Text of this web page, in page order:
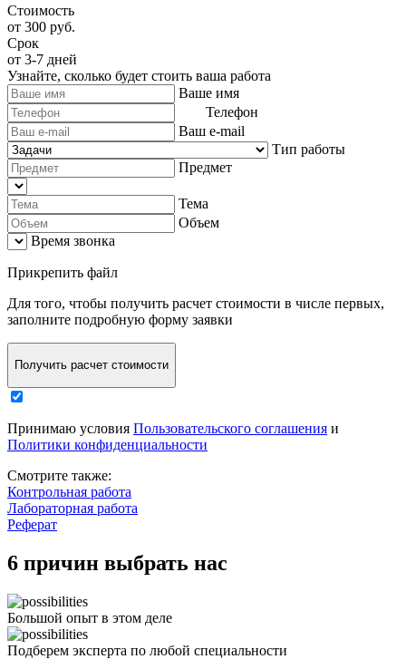
Стоимость
от 300 руб.
Срок
от 3-7 дней
Узнайте, сколько будет стоить ваша работа
Ваше имя
Телефон
Ваш e-mail
Тип работы
Предмет
Тема
Объем
Время звонка
Прикрепить файл
Для того, чтобы получить расчет стоимости в числе первых,
заполните подробную форму заявки
Получить расчет стоимости
Принимаю условия Пользовательского соглашения и
Политики конфиденциальности
Смотрите также:
Контрольная работа
Лабораторная работа
Реферат
6 причин выбрать нас
Большой опыт в этом деле
Подберем эксперта по любой специальности